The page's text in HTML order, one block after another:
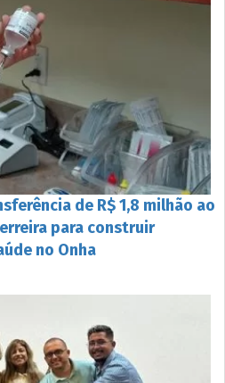
de R$ 1,8 milhão ao
para construir
no Onha